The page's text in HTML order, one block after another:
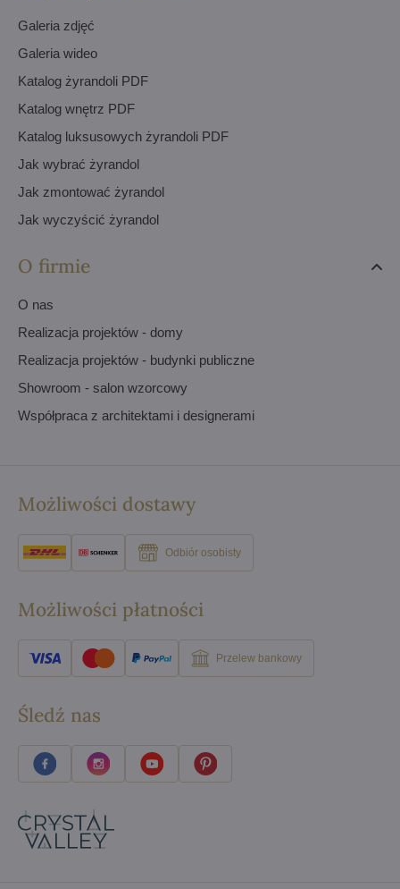
Galeria zdjęć
Galeria wideo
Katalog żyrandoli PDF
Katalog wnętrz PDF
Katalog luksusowych żyrandoli PDF
Jak wybrać żyrandol
Jak zmontować żyrandol
Jak wyczyścić żyrandol
O firmie
O nas
Realizacja projektów - domy
Realizacja projektów - budynki publiczne
Showroom - salon wzorcowy
Współpraca z architektami i designerami
Możliwości dostawy
Odbiór osobisty
Możliwości płatności
Przelew bankowy
Śledź nas